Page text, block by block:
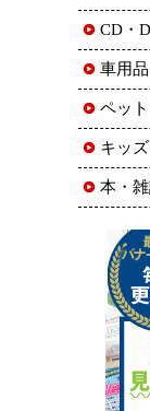
CD・
車用
ペッ
キッ
本・